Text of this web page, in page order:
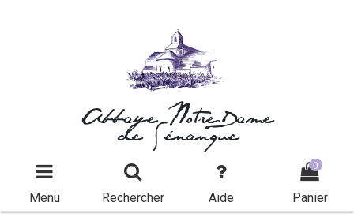
Abbaye Notre-Dame
de Sénanque
Menu Rechercher Aide
0
Panier